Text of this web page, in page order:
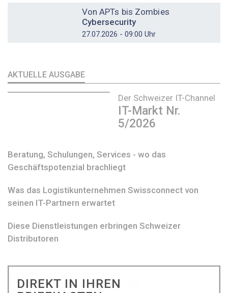
Von APTs bis Zombies
Cybersecurity
27.07.2026 - 09:00 Uhr
AKTUELLE AUSGABE
Der Schweizer IT-Channel
IT-Markt Nr.
5/2026
Beratung, Schulungen, Services - wo das
Geschäftspotenzial brachliegt
Was das Logistikunternehmen Swissconnect von
seinen IT-Partnern erwartet
Diese Dienstleistungen erbringen Schweizer
Distributoren
DIREKT IN IHREN